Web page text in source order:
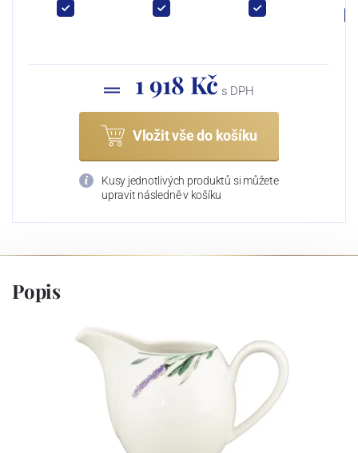
1 918 Kč s DPH
Vložit vše do košíku
Kusy jednotlivých produktů si můžete
upravit následně v košíku
Popis